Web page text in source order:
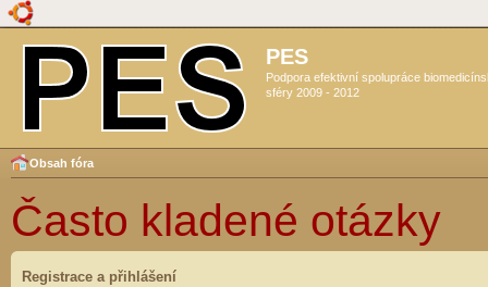
PES
Podpora efektivní spolupráce
sféry 2009 - 2012
Obsah fóra
Často kladené otázky
Registrace a přihlášení